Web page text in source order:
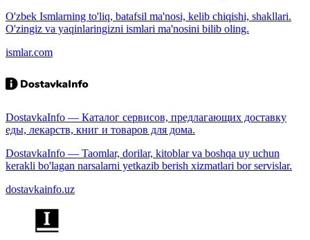
O'zbek Ismlarning to'liq, batafsil ma'nosi, kelib chiqishi, shakllari.
O'zingiz va yaqinlaringizni ismlari ma'nosini bilib oling.
ismlar.com
DostavkaInfo — Каталог сервисов, предлагающих доставку
еды, лекарств, книг и товаров для дома.
DostavkaInfo — Taomlar, dorilar, kitoblar va boshqa uy uchun
kerakli bo'lagan narsalarni yetkazib berish xizmatlari bor servislar.
dostavkainfo.uz